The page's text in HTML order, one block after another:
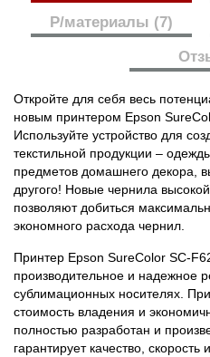
Р/материалы (7)
Откройте для себя весь
новым принтером Epson
Используйте устройство для
текстильной продукции –
предметов домашнего декора,
другого! Новые чернила
позволяют добиться
экономного расхода чернил.
Принтер Epson SureColor SC-
производительное и надежное
сублимационных носителях.
стоимость владения и
полностью разработан и
гарантирует качество, скорость